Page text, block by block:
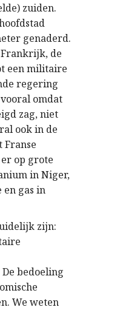
zuiden.
genaderd.
de
een militaire
regering
omdat
zag, niet
ook in de
Franse
op grote
in Niger,
gas in
zijn:
bedoeling
We weten